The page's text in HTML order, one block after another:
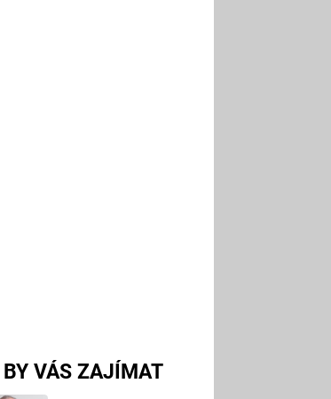
BY VÁS ZAJÍMAT